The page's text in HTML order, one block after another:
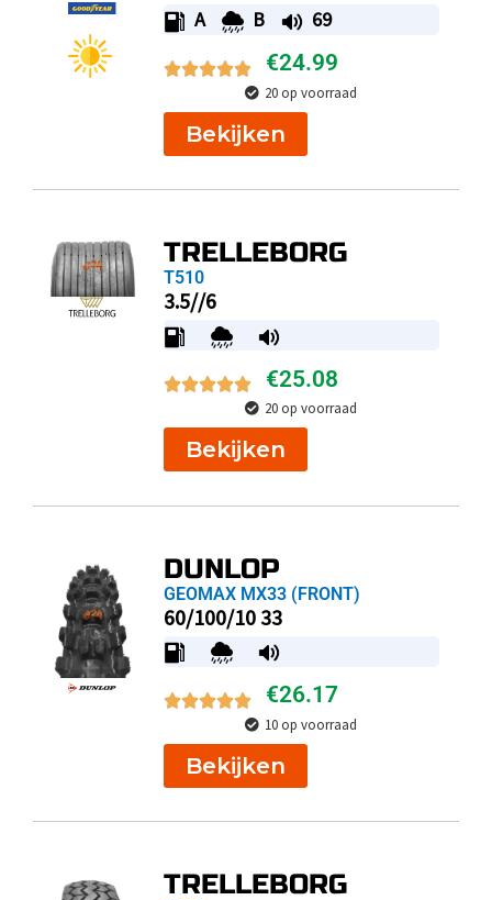
A B 69
€24.99
20 op voorraad
Bekijken
TRELLEBORG
T510
3.5//6
€25.08
20 op voorraad
Bekijken
DUNLOP
GEOMAX MX33 (FRONT)
60/100/10 33
€26.17
10 op voorraad
Bekijken
TRELLEBORG